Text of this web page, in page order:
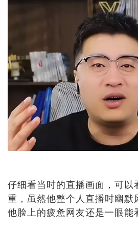
仔细看当时的直播画面，可以
重，虽然他整个人直播时幽默
他脸上的疲惫网友还是一眼能